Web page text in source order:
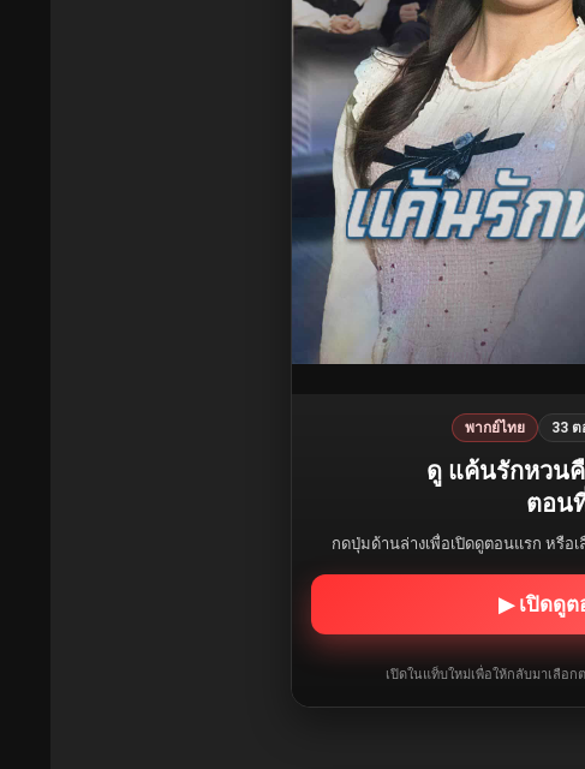
พากย์ไทย 33 ต
ดู แค้นรักหวน
ตอน
กดปุ่มด้านล่างเพื่อเปิดดูตอนแรก หรือ
▶ เปิดดูต
เปิดในแท็บใหม่เพื่อให้กลับมาเลือ